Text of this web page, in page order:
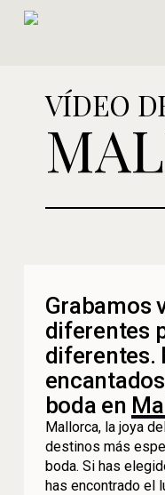
VÍDEO
Grabamos
diferentes
diferentes.
boda en
Mallorca, la joya
destinos más
boda. Si has
has encontrado el